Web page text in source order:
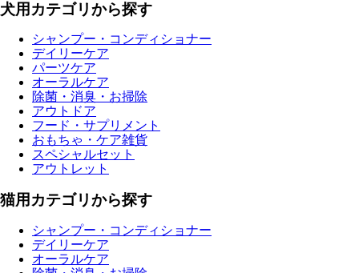
犬用カテゴリから探す
シャンプー・コンディショナー
デイリーケア
パーツケア
オーラルケア
除菌・消臭・お掃除
アウトドア
フード・サプリメント
おもちゃ・ケア雑貨
スペシャルセット
アウトレット
猫用カテゴリから探す
シャンプー・コンディショナー
デイリーケア
オーラルケア